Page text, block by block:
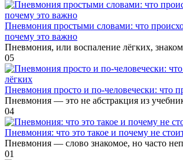
Пневмония простыми словами: что
почему это важно
Пневмония, или воспаление лёгких,
05
Пневмония просто и по‑человечески: что
Пневмония — это не абстракция из
04
Пневмония: что это такое и почему не
Пневмония — слово знакомое, но часто
01